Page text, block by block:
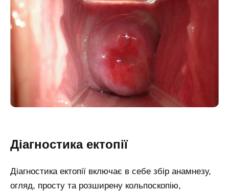
Діагностика ектопії
Діагностика ектопії включає в себе збір анамнезу,
огляд, просту та розширену кольпоскопію,